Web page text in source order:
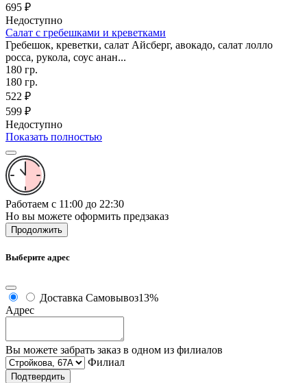
695 ₽
Недоступно
Салат с гребешками и креветками
Гребешок, креветки, салат Айсберг, авокадо, салат лолло
росса, рукола, соус анан...
180 гр.
180 гр.
522 ₽
599 ₽
Недоступно
Показать полностью
Работаем с 11:00 до 22:30
Но вы можете оформить предзаказ
Продолжить
Выберите адрес
Доставка Самовывоз13%
Адрес
Вы можете забрать заказ в одном из филиалов
Филиал
Подтвердить